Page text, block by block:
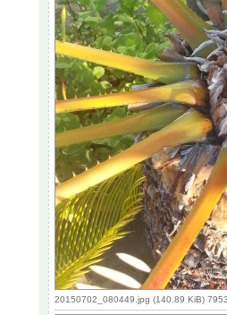
20150702_080449.jpg (140.89 KiB)